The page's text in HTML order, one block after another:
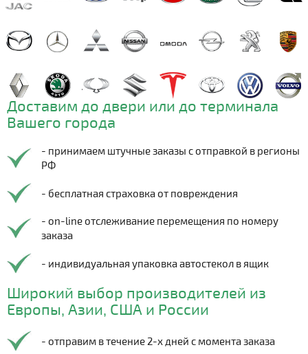
Доставим до двери или до терминала
Вашего города
- принимаем штучные заказы с отправкой в регионы
РФ
- бесплатная страховка от повреждения
- on-line отслеживание перемещения по номеру
заказа
- индивидуальная упаковка автостекол в ящик
Широкий выбор производителей из
Европы, Азии, США и России
- отправим в течение 2-х дней с момента заказа